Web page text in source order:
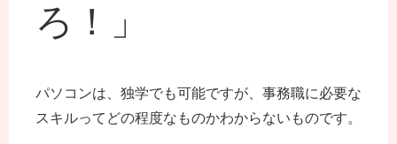
ろ！」
パソコンは、独学でも可能ですが、事務職に必要な
スキルってどの程度なものかわからないものです。